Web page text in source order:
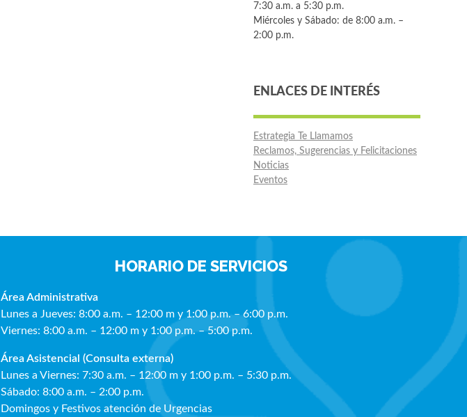
7:30 a.m. a 5:30 p.m.
Miércoles y Sábado: de 8:00 a.m. –
2:00 p.m.
ENLACES DE INTERÉS
Estrategia Te Llamamos
Reclamos, Sugerencias y Felicitaciones
Noticias
Eventos
HORARIO DE SERVICIOS
Área Administrativa
Lunes a Jueves: 8:00 a.m. – 12:00 m y 1:00 p.m. – 6:00 p.m.
Viernes: 8:00 a.m. – 12:00 m y 1:00 p.m. – 5:00 p.m.
Área Asistencial (Consulta externa)
Lunes a Viernes: 7:30 a.m. – 12:00 m y 1:00 p.m. – 5:30 p.m.
Sábado: 8:00 a.m. – 2:00 p.m.
Domingos y Festivos atención de Urgencias